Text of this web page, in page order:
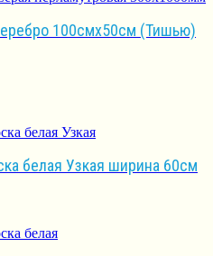
100смх50см (Тишью)
белая Узкая ширина 60см